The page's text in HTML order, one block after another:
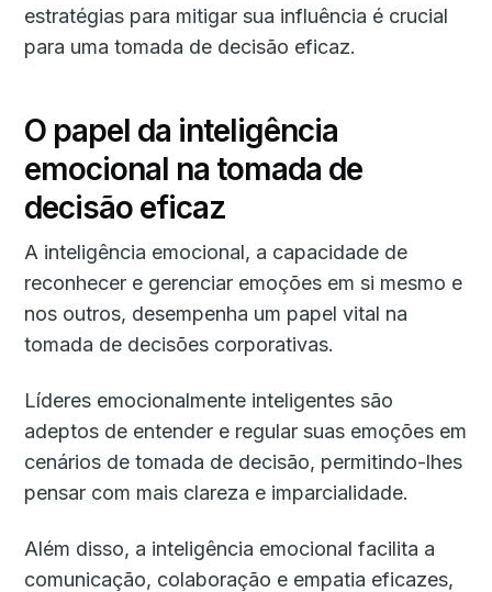
estratégias para mitigar sua influência é crucial
para uma tomada de decisão eficaz.
O papel da inteligência
emocional na tomada de
decisão eficaz
A inteligência emocional, a capacidade de
reconhecer e gerenciar emoções em si mesmo e
nos outros, desempenha um papel vital na
tomada de decisões corporativas.
Líderes emocionalmente inteligentes são
adeptos de entender e regular suas emoções em
cenários de tomada de decisão, permitindo-lhes
pensar com mais clareza e imparcialidade.
Além disso, a inteligência emocional facilita a
comunicação, colaboração e empatia eficazes,